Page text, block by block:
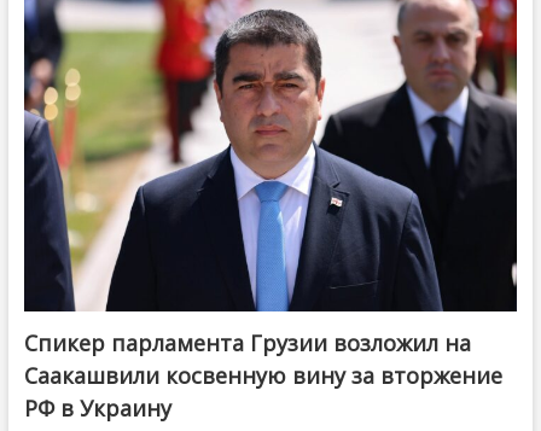
Спикер парламента Грузии возложил на
Саакашвили косвенную вину за вторжение
РФ в Украину